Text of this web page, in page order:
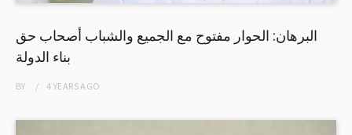
البرهان: الحوار مفتوح مع الجميع والشباب أصحاب حق
بناء الدولة
BY 4 YEARSAGO